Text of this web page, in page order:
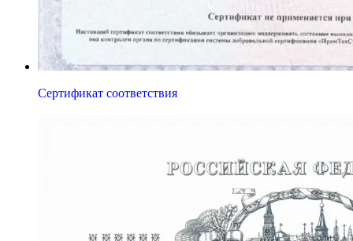
Сертификат соответствия